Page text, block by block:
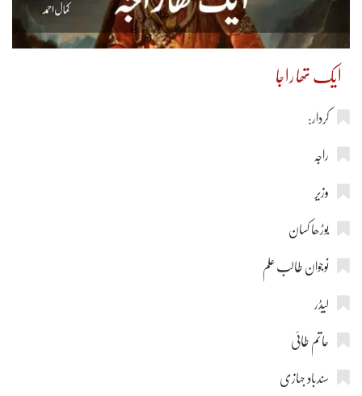
ایک تھا راجا
کردار:
راجہ
وزیر
بوڑھا کسان
نوجوان طالب علم
لیڈر
حاتم طائی
سندباد جہازی